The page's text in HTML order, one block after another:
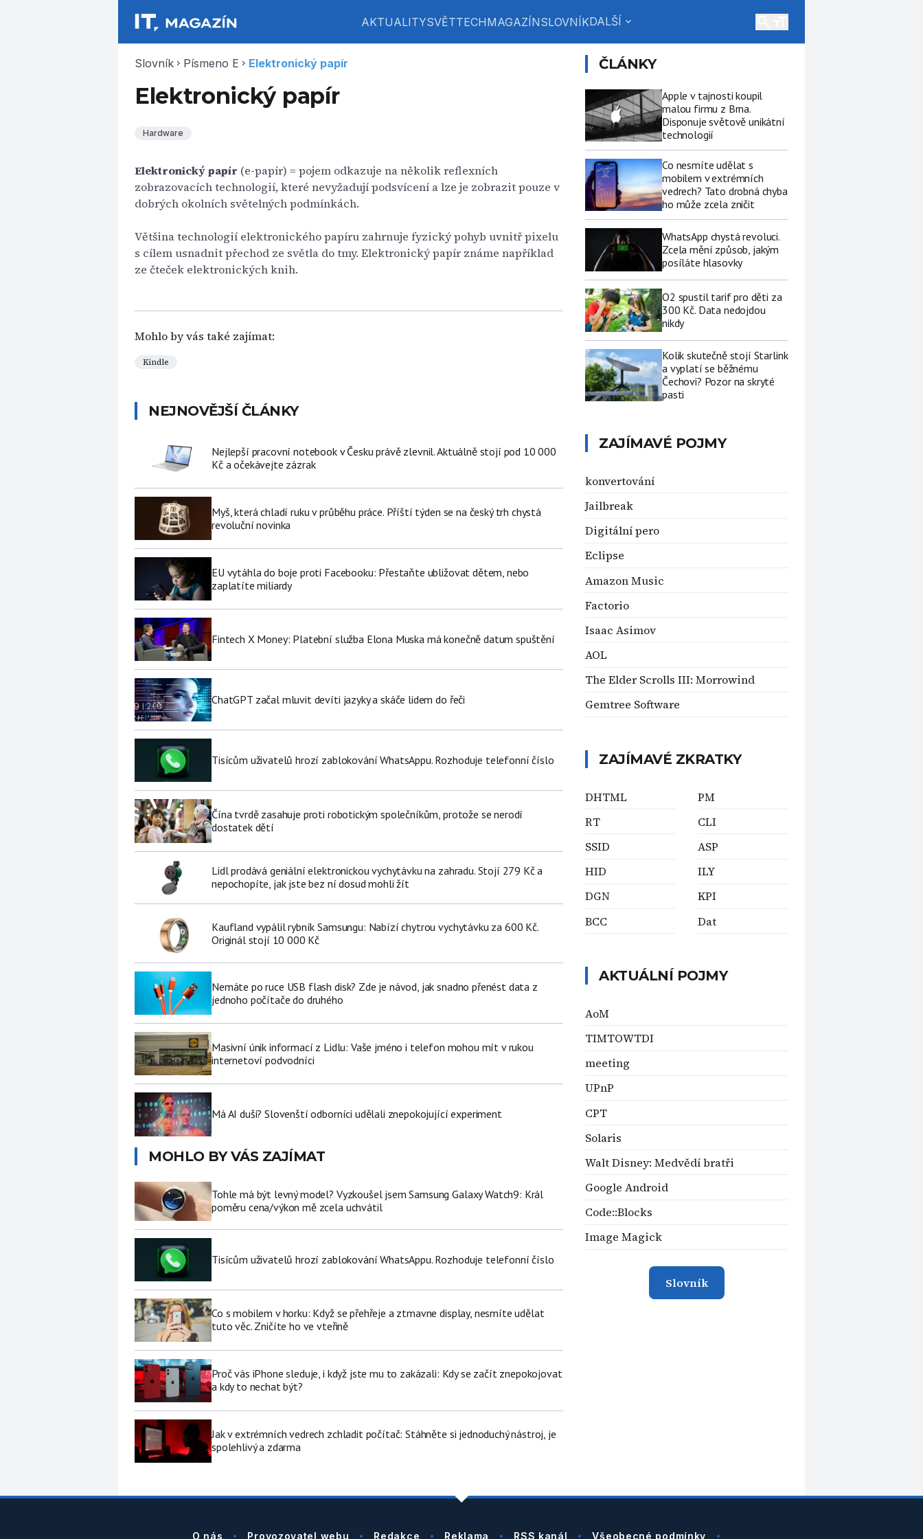
AKTUALITYSVĚTTECHMAGAZÍNSLOVNÍKDALŠÍ expand_more
Slovník chevron_right Písmeno E chevron_right Elektronický papír
Elektronický papír
Hardware
Elektronický papír (e-papír) = pojem odkazuje na několik reflexních
zobrazovacích technologií, které nevyžadují podsvícení a lze je zobrazit pouze v
dobrých okolních světelných podmínkách.
Většina technologií elektronického papíru zahrnuje fyzický pohyb uvnitř pixelu
s cílem usnadnit přechod ze světla do tmy. Elektronický papír známe například
ze čteček elektronických knih.
Mohlo by vás také zajímat:
Kindle
NEJNOVĚJŠÍ ČLÁNKY
Nejlepší pracovní notebook v Česku právě zlevnil. Aktuálně stojí pod 10 000
Kč a očekávejte zázrak
Myš, která chladí ruku v průběhu práce. Příští týden se na český trh chystá
revoluční novinka
EU vytáhla do boje proti Facebooku: Přestaňte ubližovat dětem, nebo
zaplatíte miliardy
Fintech X Money: Platební služba Elona Muska má konečně datum spuštění
ChatGPT začal mluvit devíti jazyky a skáče lidem do řeči
Tisícům uživatelů hrozí zablokování WhatsAppu. Rozhoduje telefonní číslo
Čína tvrdě zasahuje proti robotickým společníkům, protože se nerodí
dostatek dětí
Lidl prodává geniální elektronickou vychytávku na zahradu. Stojí 279 Kč a
nepochopíte, jak jste bez ní dosud mohli žít
Kaufland vypálil rybník Samsungu: Nabízí chytrou vychytávku za 600 Kč.
Originál stojí 10 000 Kč
Nemáte po ruce USB flash disk? Zde je návod, jak snadno přenést data z
jednoho počítače do druhého
Masivní únik informací z Lidlu: Vaše jméno i telefon mohou mít v rukou
internetoví podvodníci
Má AI duši? Slovenští odborníci udělali znepokojující experiment
MOHLO BY VÁS ZAJÍMAT
Tohle má být levný model? Vyzkoušel jsem Samsung Galaxy Watch9: Král
poměru cena/výkon mě zcela uchvátil
Tisícům uživatelů hrozí zablokování WhatsAppu. Rozhoduje telefonní číslo
Co s mobilem v horku: Když se přehřeje a ztmavne display, nesmíte udělat
tuto věc. Zničíte ho ve vteřině
Proč vás iPhone sleduje, i když jste mu to zakázali: Kdy se začít znepokojovat
a kdy to nechat být?
Jak v extrémních vedrech zchladit počítač: Stáhněte si jednoduchý nástroj, je
spolehlivý a zdarma
ČLÁNKY
Apple v tajnosti koupil
malou firmu z Brna.
Disponuje světově unikátní
technologií
Co nesmíte udělat s
mobilem v extrémních
vedrech? Tato drobná chyba
ho může zcela zničit
WhatsApp chystá revoluci.
Zcela mění způsob, jakým
posíláte hlasovky
O2 spustil tarif pro děti za
300 Kč. Data nedojdou
nikdy
Kolik skutečně stojí Starlink
a vyplatí se běžnému
Čechovi? Pozor na skryté
pasti
ZAJÍMAVÉ POJMY
konvertování
Jailbreak
Digitální pero
Eclipse
Amazon Music
Factorio
Isaac Asimov
AOL
The Elder Scrolls III: Morrowind
Gemtree Software
ZAJÍMAVÉ ZKRATKY
DHTML
RT
SSID
HID
DGN
BCC
PM
CLI
ASP
ILY
KPI
Dat
AKTUÁLNÍ POJMY
AoM
TIMTOWTDI
meeting
UPnP
CPT
Solaris
Walt Disney: Medvědí bratři
Google Android
Code::Blocks
Image Magick
Slovník
O nás Provozovatel webu Redakce Reklama RSS kanál Všeobecné podmínky